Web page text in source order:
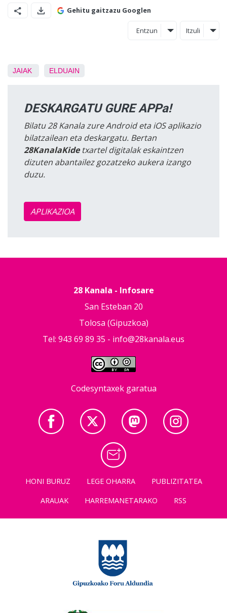
Gehitu gaitzazu Googlen
Entzun Itzuli
JAIAK ELDUAIN
DESKARGATU GURE APPa!
Bilatu 28 Kanala zure Android eta iOS aplikazio
bilatzailean eta deskargatu. Bertan
28KanalaKidetxartel digitalak eskaintzen
dizuten abantailez gozatzeko aukera izango
duzu.
APLIKAZIOA
28 Kanala - Infosare
San Esteban 20
Tolosa (Gipuzkoa)
Tel: 943 69 89 35 - info@28kanala.eus
Codesyntaxek garatua
HONI BURUZ LEGE OHARRA
PUBLIZITATEA
ARAUAK
HARREMANETARAKO RSS